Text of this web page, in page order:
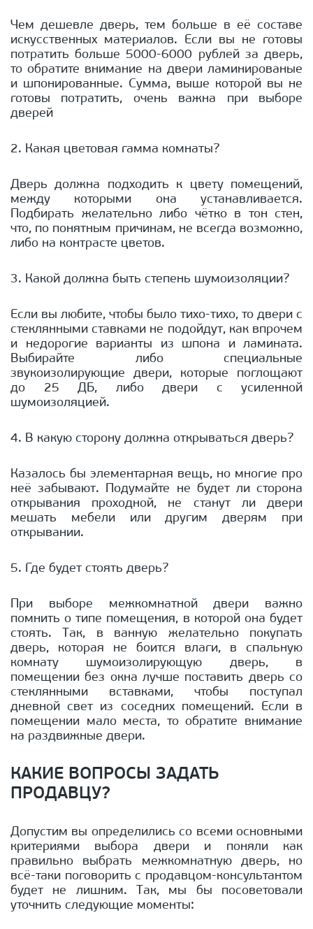
Чем дешевле дверь, тем больше в её составе
искусственных материалов. Если вы не готовы
потратить больше 5000-6000 рублей за дверь,
то обратите внимание на двери ламинированые
и шпонированные. Сумма, выше которой вы не
готовы потратить, очень важна при выборе
дверей
2. Какая цветовая гамма комнаты?
Дверь должна подходить к цвету помещений,
между которыми она устанавливается.
Подбирать желательно либо чётко в тон стен,
что, по понятным причинам, не всегда возможно,
либо на контрасте цветов.
3. Какой должна быть степень шумоизоляции?
Если вы любите, чтобы было тихо-тихо, то двери с
стеклянными ставками не подойдут, как впрочем
и недорогие варианты из шпона и ламината.
Выбирайте либо специальные
звукоизолирующие двери, которые поглощают
до 25 ДБ, либо двери с усиленной
шумоизоляцией.
4. В какую сторону должна открываться дверь?
Казалось бы элементарная вещь, но многие про
неё забывают. Подумайте не будет ли сторона
открывания проходной, не станут ли двери
мешать мебели или другим дверям при
открывании.
5. Где будет стоять дверь?
При выборе межкомнатной двери важно
помнить о типе помещения, в которой она будет
стоять. Так, в ванную желательно покупать
дверь, которая не боится влаги, в спальную
комнату шумоизолирующую дверь, в
помещении без окна лучше поставить дверь со
стеклянными вставками, чтобы поступал
дневной свет из соседних помещений. Если в
помещении мало места, то обратите внимание
на раздвижные двери.
КАКИЕ ВОПРОСЫ ЗАДАТЬ
ПРОДАВЦУ?
Допустим вы определились со всеми основными
критериями выбора двери и поняли как
правильно выбрать межкомнатную дверь, но
всё-таки поговорить с продавцом-консультантом
будет не лишним. Так, мы бы посоветовали
уточнить следующие моменты: